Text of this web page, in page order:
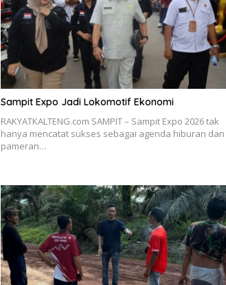
Sampit Expo Jadi Lokomotif Ekonomi
RAKYATKALTENG.com SAMPIT – Sampit Expo 2026 tak
hanya mencatat sukses sebagai agenda hiburan dan
pameran…